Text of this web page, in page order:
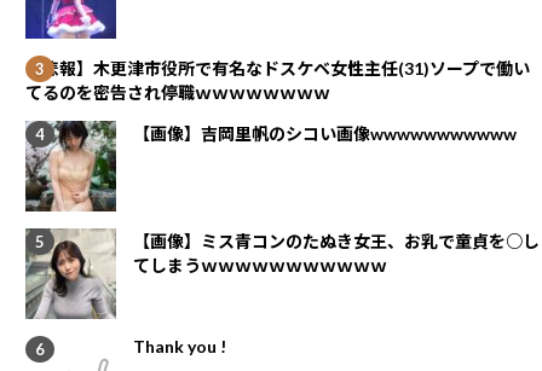
【悲報】木更津市役所で有名なドスケベ女性主任(31)ソープで働い
てるのを密告され停職ｗｗｗｗｗｗｗｗ
【画像】吉岡里帆のシコい画像wwwwwwwwwww
【画像】ミス青コンのたぬき女王、お乳で童貞を○し
てしまうｗｗｗｗｗｗｗｗｗｗｗ
Thank you !